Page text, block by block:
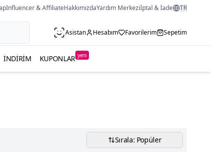
Influencer & AffiliateHakkımızdaYardım Merkeziİptal & İade TR
Asistan Hesabım Favorilerim Sepetim
İNDIRIM KUPONLAR yeni
Sırala: Popüler